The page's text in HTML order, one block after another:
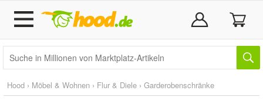
Hood › Möbel & Wohnen › Flur & Diele › Garderobenschränke